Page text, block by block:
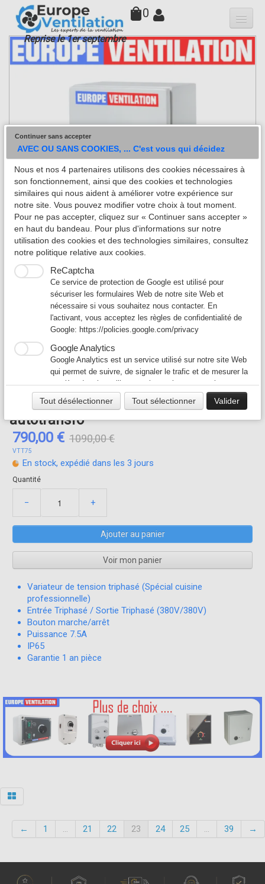
Reprise le 1er septembre
0
Qui sommes-nous
Variateurs
Accessoires
Filtres
Faq
Contact
Variateur hotte restaurant -
autotransformateur 7.5A - 400v/400v
cuisine professionnelle - tri/tri -
variateur de tension triphasé
autotransfo
790,00 € 1090,00 €
VTT75
En stock, expédié dans les 3 jours
Quantité
− +
Ajouter au panier
Voir mon panier
Variateur de tension triphasé (Spécial cuisine
professionnelle)
Entrée Triphasé / Sortie Triphasé (380V/380V)
Bouton marche/arrêt
Puissance 7.5A
IP65
Garantie 1 an pièce
← 1 ... 21 22 23 24 25 ... 39 →
Continuer sans accepter
AVEC OU SANS COOKIES, ... C'est vous qui décidez
Nous et nos 4 partenaires utilisons des cookies nécessaires à
son fonctionnement, ainsi que des cookies et technologies
similaires qui nous aident à améliorer votre expérience sur
notre site. Vous pouvez modifier votre choix à tout moment.
Pour ne pas accepter, cliquez sur « Continuer sans accepter »
en haut du bandeau. Pour plus d'informations sur notre
utilisation des cookies et des technologies similaires, consultez
notre politique relative aux cookies.
ReCaptcha
Ce service de protection de Google est utilisé pour
sécuriser les formulaires Web de notre site Web et
nécessaire si vous souhaitez nous contacter. En
l'activant, vous acceptez les règles de confidentialité de
Google: https://policies.google.com/privacy
Google Analytics
Google Analytics est un service utilisé sur notre site Web
qui permet de suivre, de signaler le trafic et de mesurer la
manière dont les utilisateurs interagissent avec le contenu
de notre site Web afin de l’améliorer et de fournir de
meilleurs services.
Google Ad
Notre site Web utilise Google Ads pour afficher du
règles de confidentialité de Google:
Tout désélectionner Tout sélectionner Valider